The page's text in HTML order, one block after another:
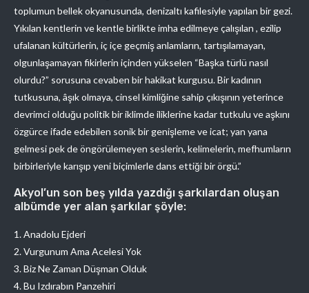
toplumun bellek okyanusunda, denizaltı kafilesiyle yapılan bir gezi.
Yıkılan kentlerin ve kentle birlikte imha edilmeye çalışılan , ezilip
ufalanan kültürlerin, iç içe geçmiş anlamların, tartışılamayan,
olgunlaşamayan fikirlerin içinden yükselen “Başka türlü nasıl
olurdu?” sorusuna cevaben bir hakikat kurgusu. Bir kadının
tutkusuna, âşık olmaya, cinsel kimliğine sahip çıkışının yeterince
devrimci olduğu politik bir iklimde iliklerine kadar tutkulu ve aşkını
özgürce ifade edebilen sonik bir genişleme ve icat; yan yana
gelmesi pek de öngörülemeyen seslerin, kelimelerin, mefhumların
birbirleriyle karışıp yeni biçimlerle dans ettiği bir örgü.”
Akyol’un son beş yılda yazdığı şarkılardan oluşan
albümde yer alan şarkılar şöyle:
1. Anadolu Ejderi
2. Vurgunum Ama Acelesi Yok
3. Biz Ne Zaman Düşman Olduk
4. Bu Izdırabın Panzehiri